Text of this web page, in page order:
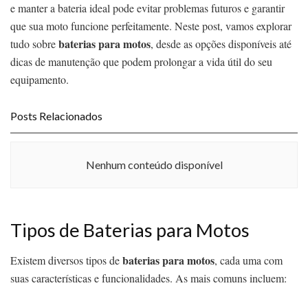
e manter a bateria ideal pode evitar problemas futuros e garantir
que sua moto funcione perfeitamente. Neste post, vamos explorar
tudo sobrebaterias para motos, desde as opções disponíveis até
dicas de manutenção que podem prolongar a vida útil do seu
equipamento.
Posts Relacionados
Nenhum conteúdo disponível
Tipos de Baterias para Motos
Existem diversos tipos debaterias para motos, cada uma com
suas características e funcionalidades. As mais comuns incluem: